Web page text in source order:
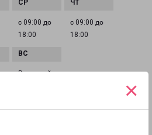
×
с 09:00 до
18:00
с 09:00 до
18:00
Выходной